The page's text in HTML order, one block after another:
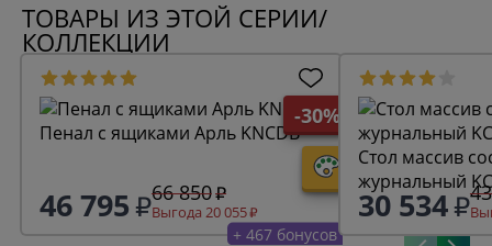
ТОВАРЫ ИЗ ЭТОЙ СЕРИИ/
КОЛЛЕКЦИИ
-30%
Пенал с ящиками Арль KNCDB
46 795 66 850
Выгода 20 055
+ 467 бонусов
Стол массив
журнальный
30 534